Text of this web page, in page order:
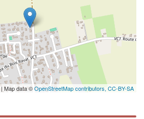
| Map data ©OpenStreetMap contributors, CC-BY-SA